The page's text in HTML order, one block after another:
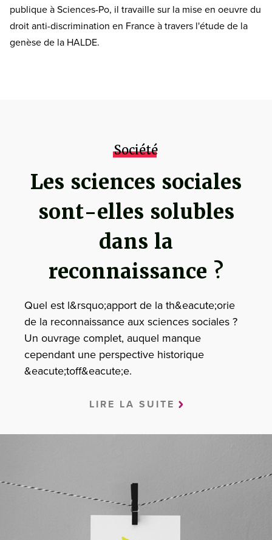
publique à Sciences-Po, il travaille sur la mise en oeuvre du
droit anti-discrimination en France à travers l'étude de la
genèse de la HALDE.
Société
Les sciences sociales
sont-elles solubles
dans la
reconnaissance ?
Quel est l&rsquo;apport de la th&eacute;orie
de la reconnaissance aux sciences sociales ?
Un ouvrage complet, auquel manque
cependant une perspective historique
&eacute;toff&eacute;e.
LIRE LA SUITE